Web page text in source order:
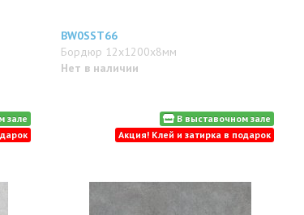
BW0SST66
Бордюр 12x1200x8мм
Нет в наличии
зале
В выставочном зале
Акция! Клей и затирка в подарок